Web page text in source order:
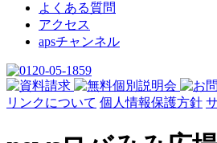
よくある質問
アクセス
apsチャンネル
リンクについて 個人情報保護方針